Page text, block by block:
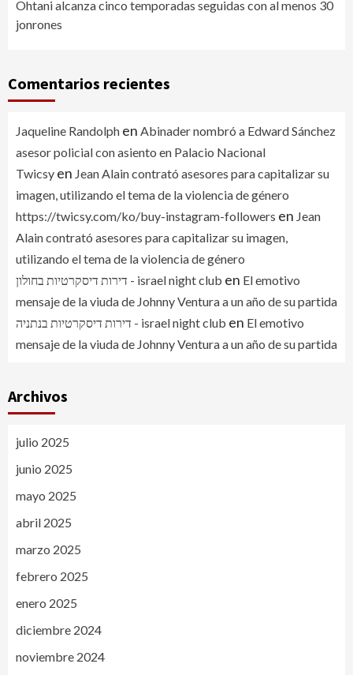
Ohtani alcanza cinco temporadas seguidas con al menos 30
jonrones
Comentarios recientes
Jaqueline Randolph en Abinader nombró a Edward Sánchez
asesor policial con asiento en Palacio Nacional
Twicsy en Jean Alain contrató asesores para capitalizar su
imagen, utilizando el tema de la violencia de género
https://twicsy.com/ko/buy-instagram-followers en Jean
Alain contrató asesores para capitalizar su imagen,
utilizando el tema de la violencia de género
דירות דיסקרטיות בחולון - israel night club en El emotivo
mensaje de la viuda de Johnny Ventura a un año de su partida
דירות דיסקרטיות בנתניה - israel night club en El emotivo
mensaje de la viuda de Johnny Ventura a un año de su partida
Archivos
julio 2025
junio 2025
mayo 2025
abril 2025
marzo 2025
febrero 2025
enero 2025
diciembre 2024
noviembre 2024